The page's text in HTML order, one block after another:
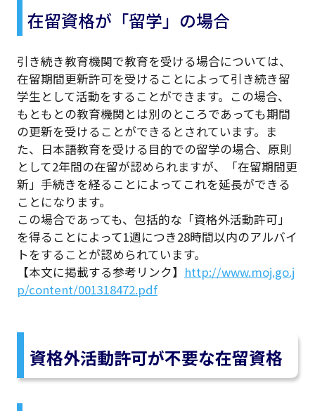
在留資格が「留学」の場合
引き続き教育機関で教育を受ける場合については、
在留期間更新許可を受けることによって引き続き留
学生として活動をすることができます。この場合、
もともとの教育機関とは別のところであっても期間
の更新を受けることができるとされています。ま
た、日本語教育を受ける目的での留学の場合、原則
として2年間の在留が認められますが、「在留期間更
新」手続きを経ることによってこれを延長ができる
ことになります。
この場合であっても、包括的な「資格外活動許可」
を得ることによって1週につき28時間以内のアルバイ
トをすることが認められています。
【本文に掲載する参考リンク】 http://www.moj.go.j
p/content/001318472.pdf
資格外活動許可が不要な在留資格